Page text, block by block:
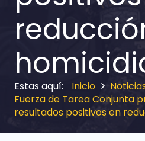
Inicio
Fuerza de Tarea Conjunta
resultados positivos en